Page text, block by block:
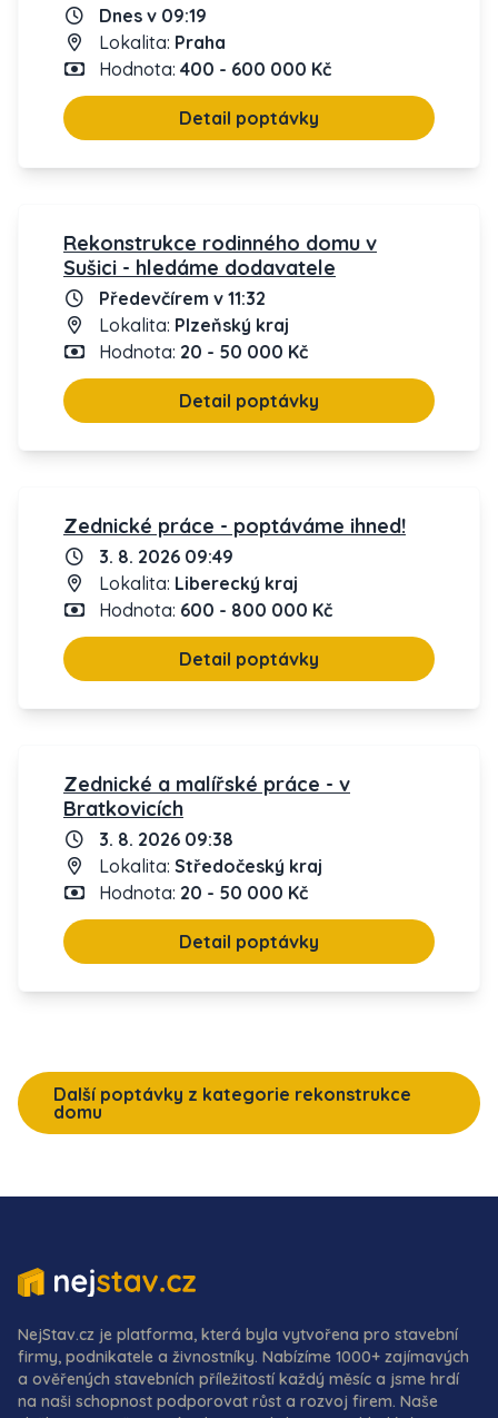
Dnes v 09:19
Lokalita: Praha
Hodnota: 400 - 600 000 Kč
Detail poptávky
Rekonstrukce rodinného domu v
Sušici - hledáme dodavatele
Předevčírem v 11:32
Lokalita: Plzeňský kraj
Hodnota: 20 - 50 000 Kč
Detail poptávky
Zednické práce - poptáváme ihned!
3. 8. 2026 09:49
Lokalita: Liberecký kraj
Hodnota: 600 - 800 000 Kč
Detail poptávky
Zednické a malířské práce - v
Bratkovicích
3. 8. 2026 09:38
Lokalita: Středočeský kraj
Hodnota: 20 - 50 000 Kč
Detail poptávky
Další poptávky z kategorie rekonstrukce
domu
NejStav.cz je platforma, která byla vytvořena pro stavební
firmy, podnikatele a živnostníky. Nabízíme 1000+ zajímavých
a ověřených stavebních příležitostí každý měsíc a jsme hrdí
na naši schopnost podporovat růst a rozvoj firem. Naše